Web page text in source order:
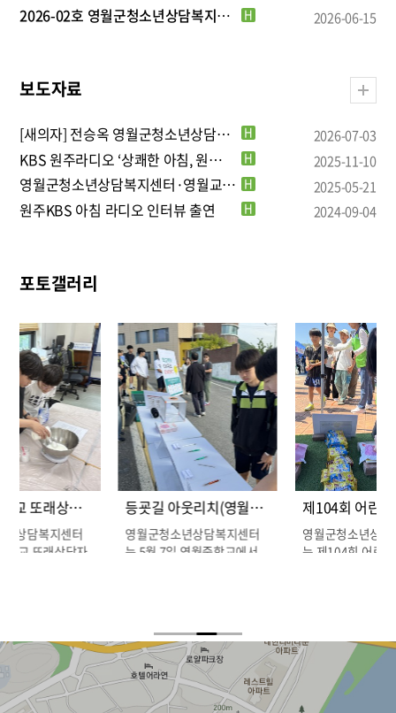
2026-02호 영월군청소년상담복지센… H 2026-06-15
보도자료
[새의자] 전승옥 영월군청소년상담복지… H 2026-07-03
KBS 원주라디오 ‘상쾌한 아침, 원… H 2025-11-10
영월군청소년상담복지센터·영월교육지원청… H 2025-05-21
원주KBS 아침 라디오 인터뷰 출연 H 2024-09-04
포토갤러리
영월초등학교 또래상담 동아리지원 활동…
년상담복지센터
학교 또래상담자
등굣길 아웃리치(영월중학교) 진행
영월군청소년상담복지센터
는 5월 7일 영월중학교에서
영월군청소년상담
는 제104회 어린